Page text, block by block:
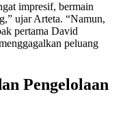
impresif, bermain
ujar Arteta. “Namun,
pertama David
peluang
Pengelolaan